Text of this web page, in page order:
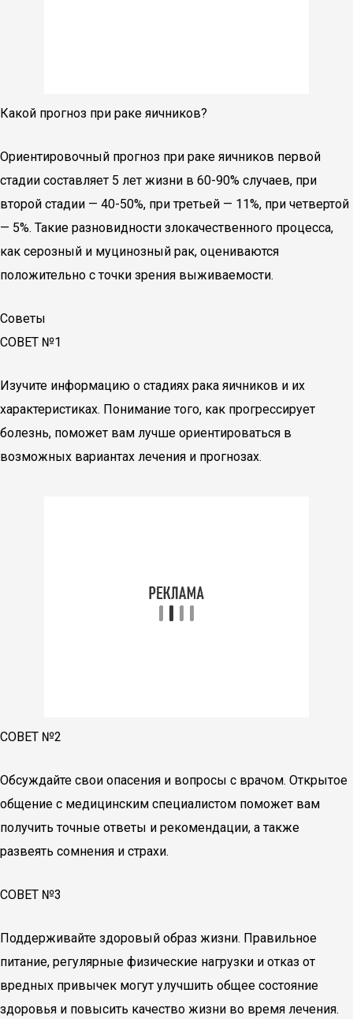
Какой прогноз при раке яичников?
Ориентировочный прогноз при раке яичников первой
стадии составляет 5 лет жизни в 60-90% случаев, при
второй стадии — 40-50%, при третьей — 11%, при четвертой
— 5%. Такие разновидности злокачественного процесса,
как серозный и муцинозный рак, оцениваются
положительно с точки зрения выживаемости.
Советы
СОВЕТ №1
Изучите информацию о стадиях рака яичников и их
характеристиках. Понимание того, как прогрессирует
болезнь, поможет вам лучше ориентироваться в
возможных вариантах лечения и прогнозах.
СОВЕТ №2
Обсуждайте свои опасения и вопросы с врачом. Открытое
общение с медицинским специалистом поможет вам
получить точные ответы и рекомендации, а также
развеять сомнения и страхи.
СОВЕТ №3
Поддерживайте здоровый образ жизни. Правильное
питание, регулярные физические нагрузки и отказ от
вредных привычек могут улучшить общее состояние
здоровья и повысить качество жизни во время лечения.